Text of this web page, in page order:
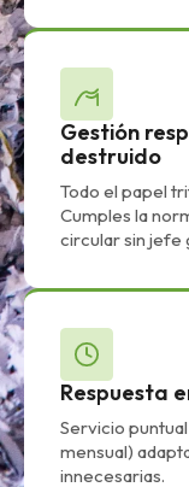
Gestión
destruido
Todo el papel
Cumples la
circular sin jefe
Respuesta
Servicio
mensual)
innecesarias.